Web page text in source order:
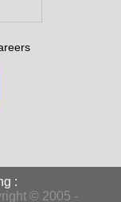
:
© 2005 -